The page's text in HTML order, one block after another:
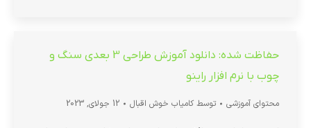
حفاظت شده: دانلود آموزش طراحی 3 بعدی سنگ و
چوب با نرم افزار راینو
محتوای آموزشی توسط کامیاب خوش اقبال 12 جولای, 2023